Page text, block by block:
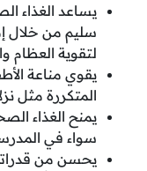
يساعد الغذاء
سليم من خلال
لتقوية العظام
يقوي مناعة
المتكررة مثل
يمنح الغذاء
سواء في
يحسن من